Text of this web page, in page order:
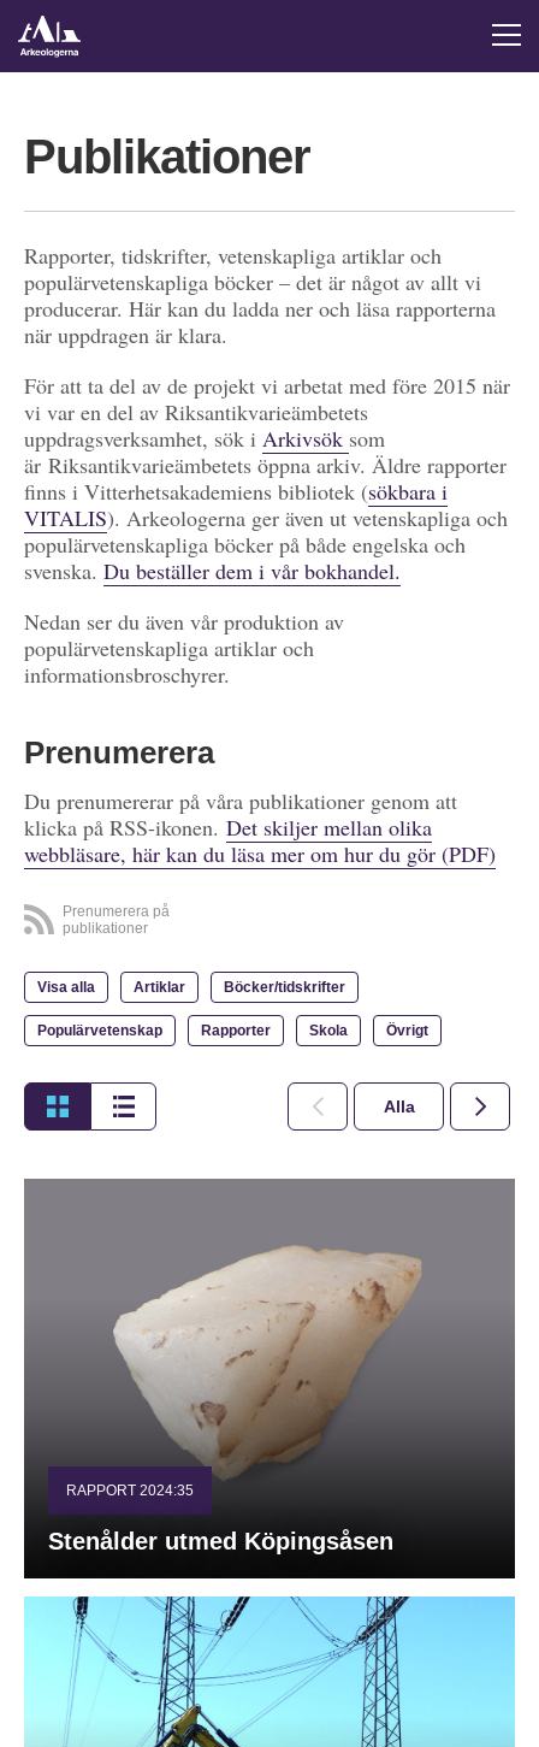
Publikationer
Rapporter, tidskrifter, vetenskapliga artiklar och
populärvetenskapliga böcker – det är något av allt vi
producerar. Här kan du ladda ner och läsa rapporterna
när uppdragen är klara.
För att ta del av de projekt vi arbetat med före 2015 när
vi var en del av Riksantikvarieämbetets
uppdragsverksamhet, sök i Arkivsök som
är Riksantikvarieämbetets öppna arkiv. Äldre rapporter
finns i Vitterhetsakademiens bibliotek (sökbara i
VITALIS). Arkeologerna ger även ut vetenskapliga och
populärvetenskapliga böcker på både engelska och
svenska. Du beställer dem i vår bokhandel.
Nedan ser du även vår produktion av
populärvetenskapliga artiklar och
informationsbroschyrer.
Prenumerera
Du prenumererar på våra publikationer genom att
klicka på RSS-ikonen. Det skiljer mellan olika
webbläsare, här kan du läsa mer om hur du gör (PDF)
Prenumerera på
publikationer
Visa alla Artiklar Böcker/tidskrifter
Populärvetenskap Rapporter Skola Övrigt
Alla 2026
RAPPORT 2024:35
Stenålder utmed Köpingsåsen